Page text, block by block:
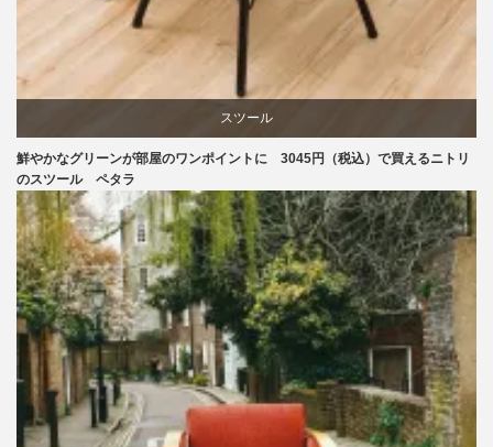
スツール
椅子
鮮やかなグリーンが部屋のワンポイントに 3045円（税込）で買えるニトリ
のスツール ペタラ